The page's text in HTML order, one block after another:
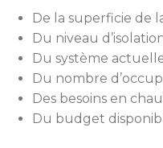
De la superficie de
Du niveau
Du système
Du nombre
Des besoins en
Du budget